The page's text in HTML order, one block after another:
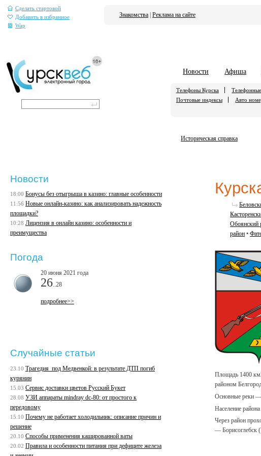
Сделать стартовой
Добавить в избранное
Wap
Знакомства Реклама на сайте
Новости Афиша
Телефоны Курска
Почтовые индексы
Авто
Историческая справка
Обоянский
район •
Площадь 1400
районом
Основные реки
Население
Через район
— Борисоглебск
Новости
18:00 Бонусы без отыгрыша в казино: главные особенности
11:56 Новые онлайн-казино: как анализировать надежность
площадки?
10:28 Лицензия в онлайн казино: особенности и
преимущества
Погода
20 июня 2021 года
26 ..28
подробнее>>
Случайные статьи
23.10 Трагедия под Медвенкой: в результате ДТП погиб
курянин
15.03 Сервис доставки цветов Русский Букет
28.08 УЗИ аппараты mindray dc-80: от простого к
передовому
15.10 Почему не работает холодильник: описание причин и
решение
20.10 Способы применения кашированной ваты
20.02 Правила и особенности питания при дефиците железа